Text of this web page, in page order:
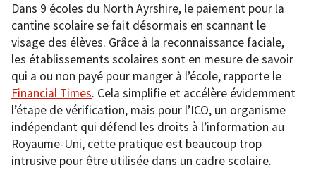
Dans 9 écoles du North Ayrshire, le paiement pour la
cantine scolaire se fait désormais en scannant le
visage des élèves. Grâce à la reconnaissance faciale,
les établissements scolaires sont en mesure de savoir
qui a ou non payé pour manger à l’école, rapporte le
Financial Times. Cela simplifie et accélère évidemment
l’étape de vérification, mais pour l’ICO, un organisme
indépendant qui défend les droits à l’information au
Royaume-Uni, cette pratique est beaucoup trop
intrusive pour être utilisée dans un cadre scolaire.